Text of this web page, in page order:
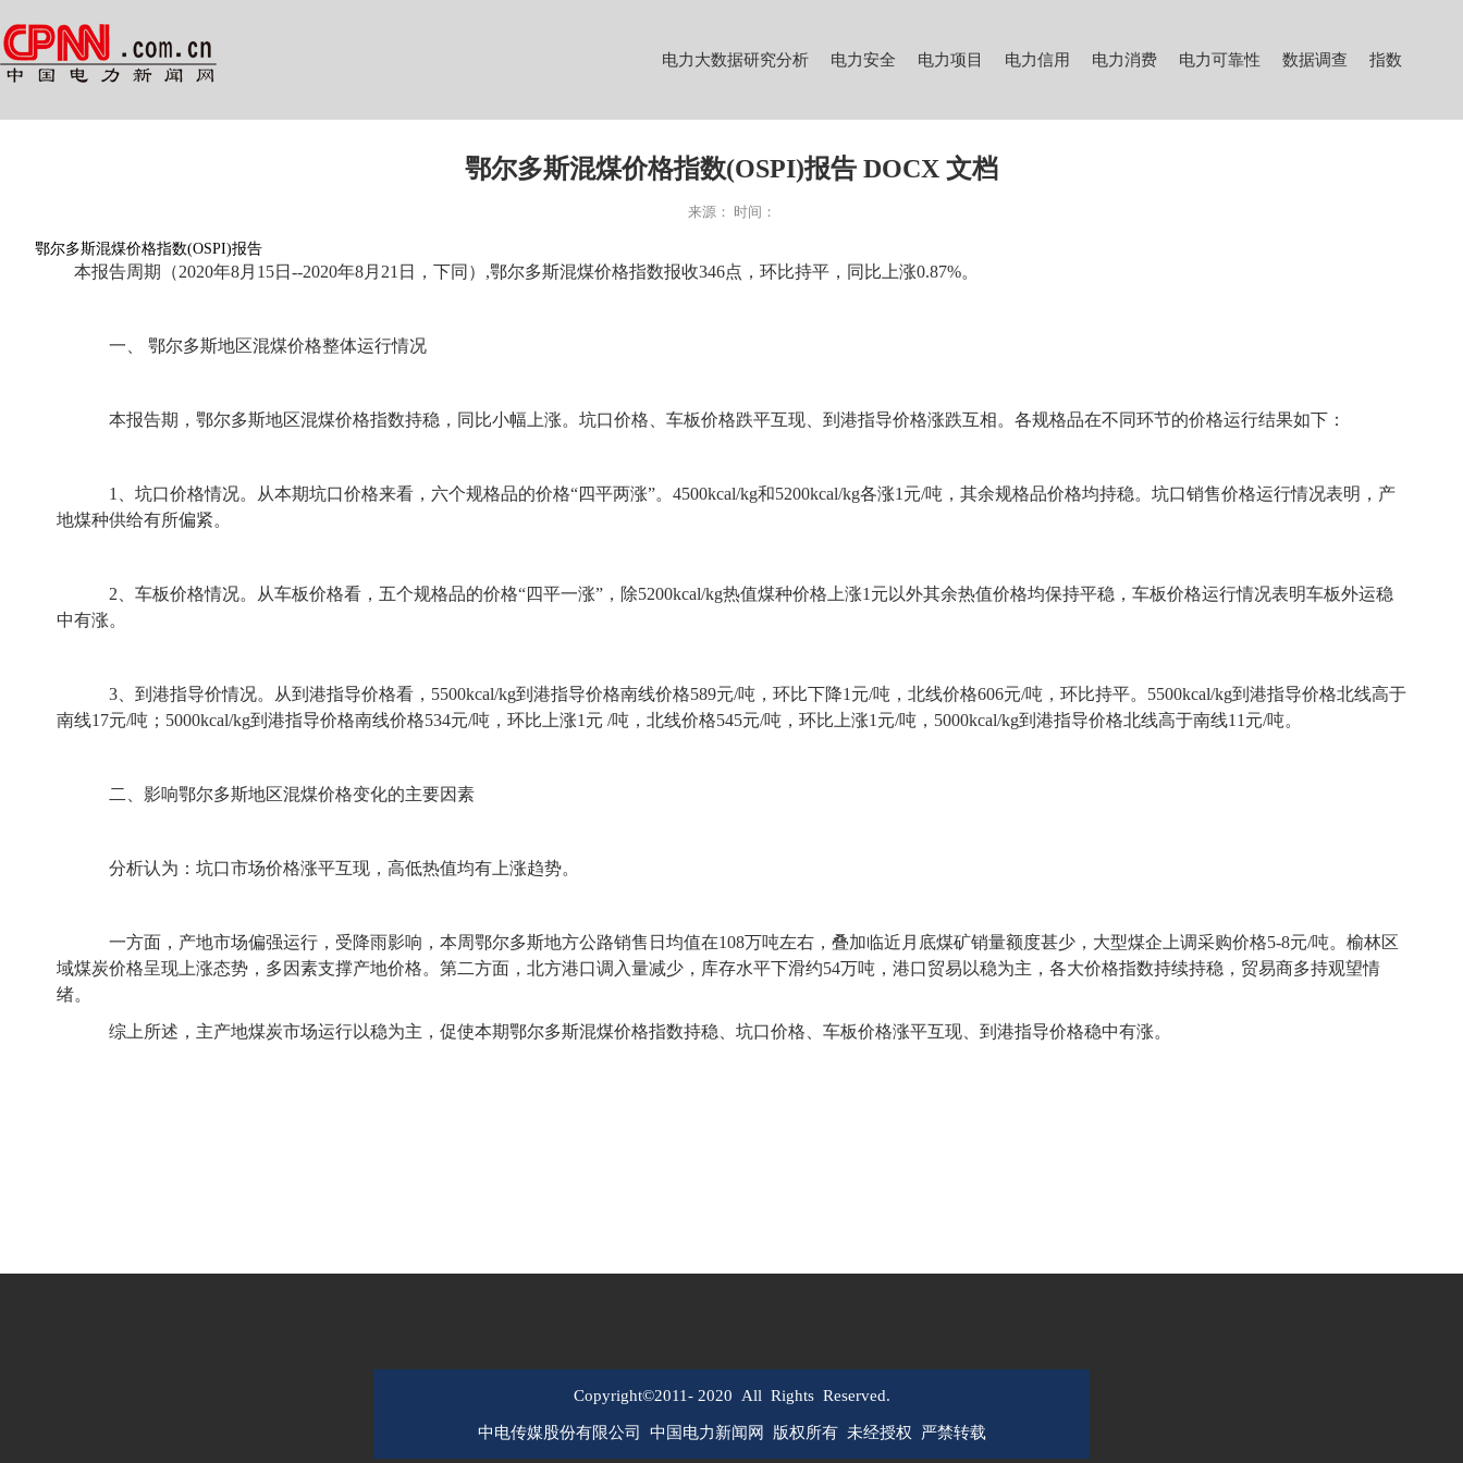
电力大数据研究分析 电力安全 电力项目 电力信用 电力消费 电力可靠性 数据调查 指数
鄂尔多斯混煤价格指数(OSPI)报告 DOCX 文档
来源： 时间：
鄂尔多斯混煤价格指数(OSPI)报告
本报告周期（2020年8月15日--2020年8月21日，下同）,鄂尔多斯混煤价格指数报收346点，环比持平，同比上涨0.87%。
一、 鄂尔多斯地区混煤价格整体运行情况
本报告期，鄂尔多斯地区混煤价格指数持稳，同比小幅上涨。坑口价格、车板价格跌平互现、到港指导价格涨跌互相。各规格品在不同环节的价格运行结果如下：
1、坑口价格情况。从本期坑口价格来看，六个规格品的价格“四平两涨”。4500kcal/kg和5200kcal/kg各涨1元/吨，其余规格品价格均持稳。坑口销售价格运行情况表明，产
地煤种供给有所偏紧。
2、车板价格情况。从车板价格看，五个规格品的价格“四平一涨”，除5200kcal/kg热值煤种价格上涨1元以外其余热值价格均保持平稳，车板价格运行情况表明车板外运稳
中有涨。
3、到港指导价情况。从到港指导价格看，5500kcal/kg到港指导价格南线价格589元/吨，环比下降1元/吨，北线价格606元/吨，环比持平。5500kcal/kg到港指导价格北线高于
南线17元/吨；5000kcal/kg到港指导价格南线价格534元/吨，环比上涨1元 /吨，北线价格545元/吨，环比上涨1元/吨，5000kcal/kg到港指导价格北线高于南线11元/吨。
二、影响鄂尔多斯地区混煤价格变化的主要因素
分析认为：坑口市场价格涨平互现，高低热值均有上涨趋势。
一方面，产地市场偏强运行，受降雨影响，本周鄂尔多斯地方公路销售日均值在108万吨左右，叠加临近月底煤矿销量额度甚少，大型煤企上调采购价格5-8元/吨。榆林区
域煤炭价格呈现上涨态势，多因素支撑产地价格。第二方面，北方港口调入量减少，库存水平下滑约54万吨，港口贸易以稳为主，各大价格指数持续持稳，贸易商多持观望情
绪。
综上所述，主产地煤炭市场运行以稳为主，促使本期鄂尔多斯混煤价格指数持稳、坑口价格、车板价格涨平互现、到港指导价格稳中有涨。
Copyright©2011- 2020 All Rights Reserved.
中电传媒股份有限公司 中国电力新闻网 版权所有 未经授权 严禁转载